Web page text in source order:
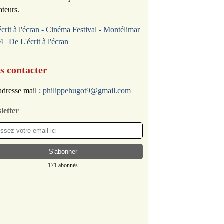
à l'écran - Cinéma Festival - Montélimar
| De L'écrit à l'écran
contacter
mail :philippehugot9@gmail.com
171 abonnés